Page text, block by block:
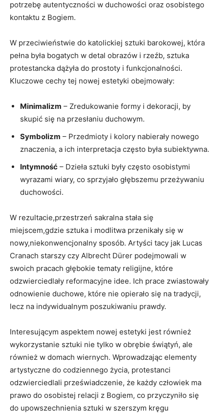
potrzebę autentyczności w duchowości oraz osobistego
kontaktu z Bogiem.
W przeciwieństwie do katolickiej sztuki barokowej, która
pełna była bogatych w detal obrazów i rzeźb, sztuka
protestancka dążyła do prostoty i funkcjonalności.
Kluczowe cechy tej nowej estetyki obejmowały:
Minimalizm – Zredukowanie formy i dekoracji, by
skupić się na przesłaniu duchowym.
Symbolizm – Przedmioty i kolory nabierały nowego
znaczenia, a ich interpretacja często była subiektywna.
Intymność – Dzieła sztuki były często osobistymi
wyrazami wiary, co sprzyjało głębszemu przeżywaniu
duchowości.
W rezultacie,przestrzeń sakralna stała się
miejscem,gdzie sztuka i modlitwa przenikały się w
nowy,niekonwencjonalny sposób. Artyści tacy jak Lucas
Cranach starszy czy Albrecht Dürer podejmowali w
swoich pracach głębokie tematy religijne, które
odzwierciedlały reformacyjne idee. Ich prace zwiastowały
odnowienie duchowe, które nie opierało się na tradycji,
lecz na indywidualnym poszukiwaniu prawdy.
Interesującym aspektem nowej estetyki jest również
wykorzystanie sztuki nie tylko w obrębie świątyń, ale
również w domach wiernych. Wprowadzając elementy
artystyczne do codziennego życia, protestanci
odzwierciedlali przeświadczenie, że każdy człowiek ma
prawo do osobistej relacji z Bogiem, co przyczyniło się
do upowszechnienia sztuki w szerszym kręgu